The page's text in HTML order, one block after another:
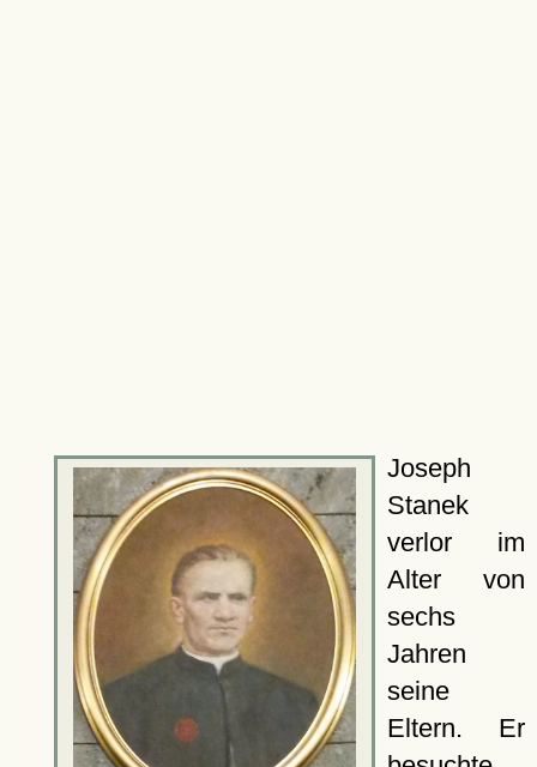
Joseph
Stanek
verlor im
Alter von
sechs
Jahren
seine
Eltern. Er